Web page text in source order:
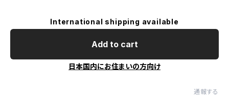
International shipping available
Add to cart
日本国内にお住まいの方向け
通報する